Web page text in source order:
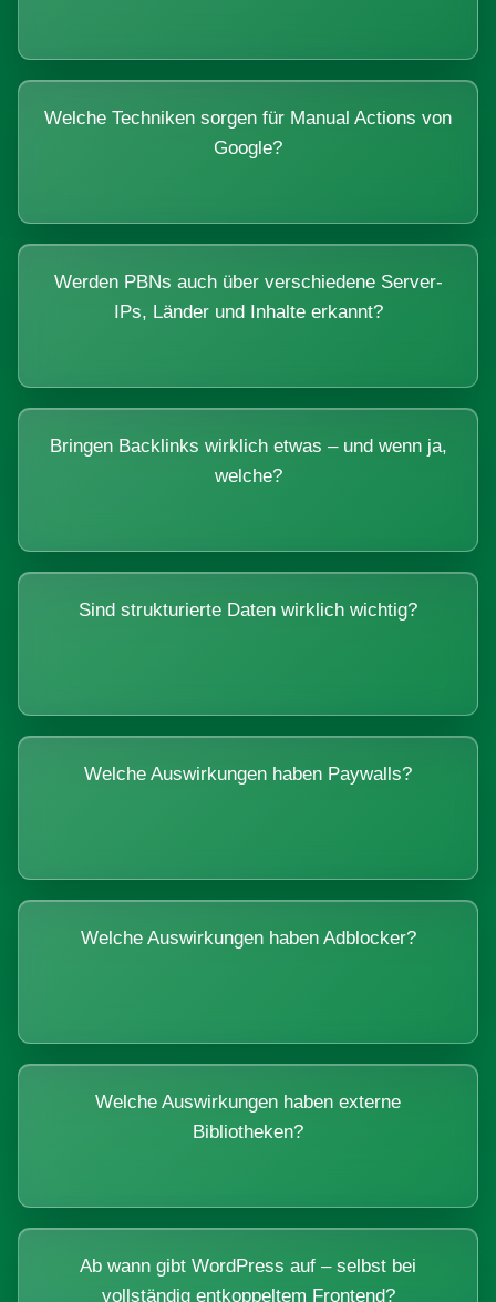
Welche Techniken sorgen für Manual Actions von
Google?
Werden PBNs auch über verschiedene Server-
IPs, Länder und Inhalte erkannt?
Bringen Backlinks wirklich etwas – und wenn ja,
welche?
Sind strukturierte Daten wirklich wichtig?
Welche Auswirkungen haben Paywalls?
Welche Auswirkungen haben Adblocker?
Welche Auswirkungen haben externe
Bibliotheken?
Ab wann gibt WordPress auf – selbst bei
vollständig entkoppeltem Frontend?